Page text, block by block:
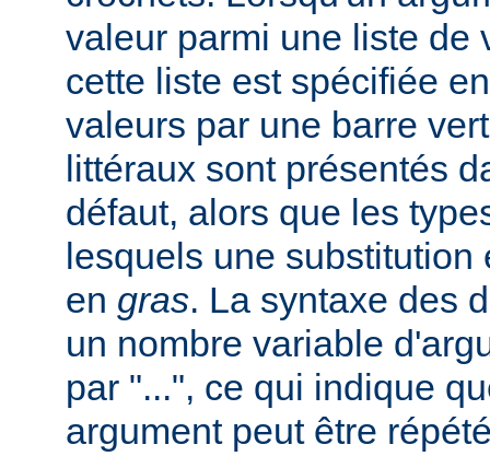
valeur parmi une liste de
cette liste est spécifiée
valeurs par une barre
littéraux sont présentés
défaut, alors que les
lesquels une substitution
en gras. La syntaxe des
un nombre variable
par "...", ce qui indique
argument peut être